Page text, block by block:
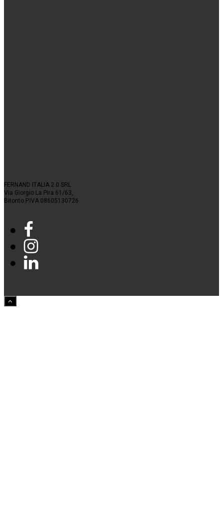
FERNAND ITALIA 2.0 SRL
Via Giorgio La Pira 61/63,
Bitonto P.IVA 08605130726